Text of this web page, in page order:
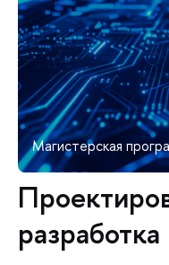
Магистерская
разработка